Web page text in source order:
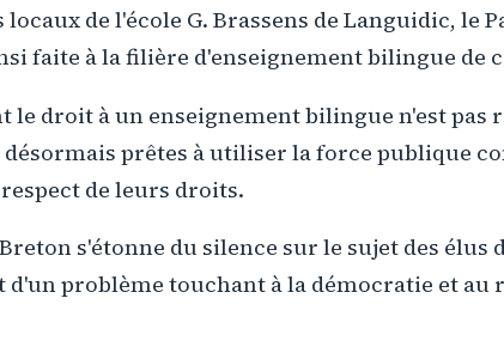
de l'école G. Brassens de Languidic, le
faite à la filière d'enseignement bilingue de
le droit à un enseignement bilingue n'est pas
prêtes à utiliser la force publique
de leurs droits.
s'étonne du silence sur le sujet des élus
problème touchant à la démocratie et au